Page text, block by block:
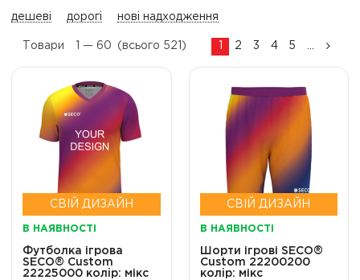
дешеві дорогі нові надходження
Товари 1 — 60 (всього 521) 2 3 4 5
СВІЙ ДИЗАЙН
В НАЯВНОСТІ
Футболка ігрова
SECO® Custom
22225000 колiр: мікс
СВІЙ ДИЗАЙН
В НАЯВНОСТІ
Шорти ігрові SECO®
Custom 22200200
колiр: мікс